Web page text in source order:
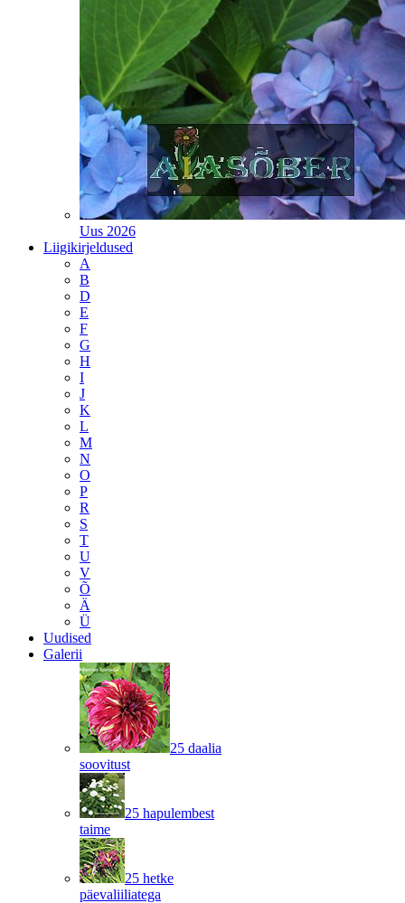
Uus 2026
Liigikirjeldused
A
B
D
E
F
G
H
I
J
K
L
M
N
O
P
R
S
T
U
V
Õ
Ä
Ü
Uudised
Galerii
25 daalia
soovitust
25 hapulembest
taime
25 hetke
päevaliiliatega